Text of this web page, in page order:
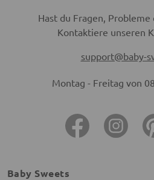
Hast du Fragen,
Kontaktiere unseren
support@baby-
Montag - Freitag von
Baby Sweets